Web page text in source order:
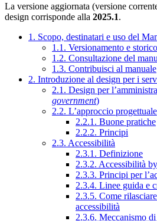
La versione aggiornata (versione
design corrisponde alla 2025.1.
1. Scopo, destinatari e uso del
1.1. Versionamento e storico
1.2. Consultazione del
1.3. Contribuisci al manuale
2. Introduzione al design per i
2.1. Design per
government)
2.2. L’approccio progettuale
2.2.1. Buone pratiche
2.2.2. Principi
2.3. Accessibilità
2.3.1. Definizione
2.3.2. Accessibilità
2.3.3. Principi per
2.3.4. Linee guida e
2.3.5. Come
accessibilità
2.3.6. Meccanismo